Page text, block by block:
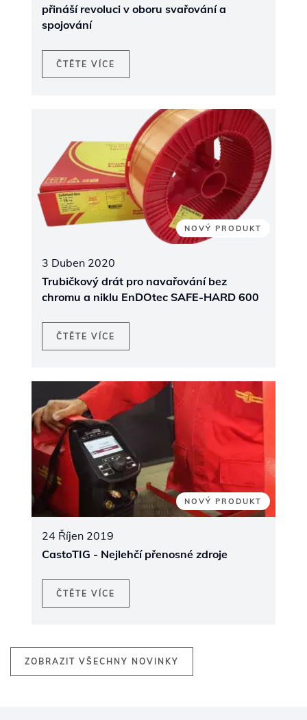
ZOBRAZIT VŠECHNY NOVINKY
přináší revoluci v oboru svařování a
spojování
ČTĚTE VÍCE
NOVÝ PRODUKT
3 Duben 2020
Trubičkový drát pro navařování bez
chromu a niklu EnDOtec SAFE-HARD 600
ČTĚTE VÍCE
NOVÝ PRODUKT
24 Říjen 2019
CastoTIG - Nejlehčí přenosné zdroje
ČTĚTE VÍCE